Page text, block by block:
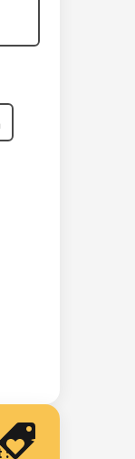
: